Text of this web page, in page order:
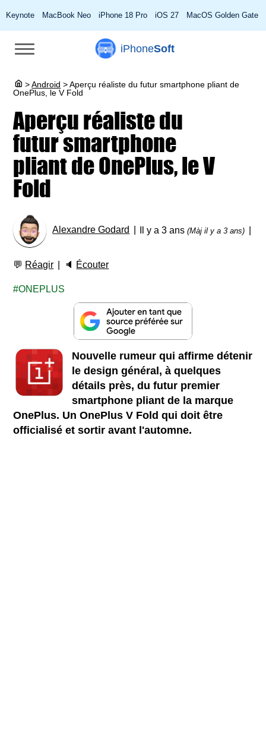
Keynote MacBook Neo iPhone 18 Pro iOS 27 MacOS Golden Gate
iPhoneSoft
> Android >Aperçu réaliste du futur smartphone pliant de
OnePlus, le V Fold
Aperçu réaliste du
futur smartphone
pliant de OnePlus, le V
Fold
Alexandre Godard Il y a 3 ans(Màj il y a 3 ans)
💬 Réagir 🔈 Écouter
ONEPLUS
Nouvelle rumeur qui affirme détenir
le design général, à quelques
détails près, du futur premier
smartphone pliant de la marque
OnePlus. Un OnePlus V Fold qui doit être
officialisé et sortir avant l'automne.